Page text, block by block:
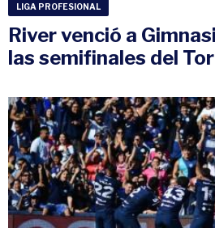
LIGA PROFESIONAL
River venció a
las semifinales del